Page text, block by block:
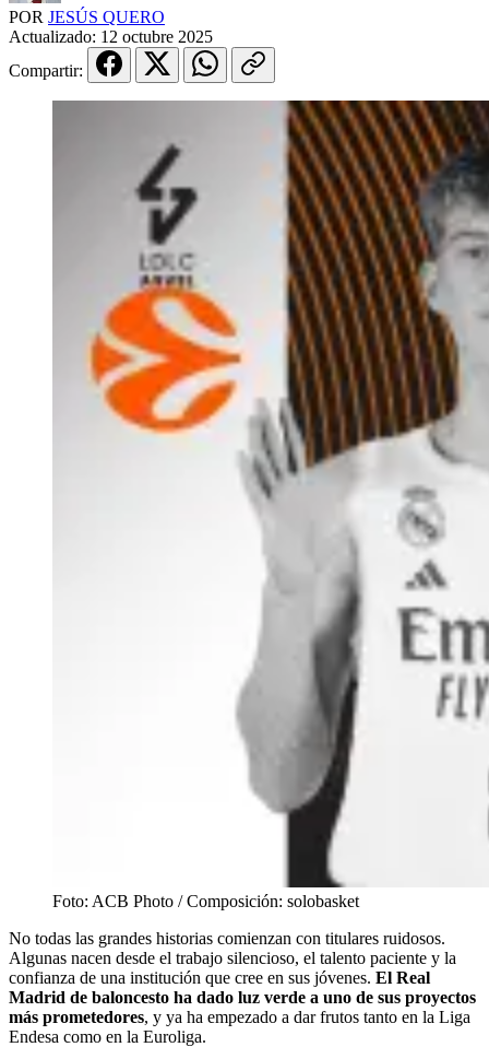
POR JESÚS QUERO
Actualizado: 12 octubre 2025
Compartir:
Foto: ACB Photo / Composición: solobasket
No todas las grandes historias comienzan con titulares ruidosos.
Algunas nacen desde el trabajo silencioso, el talento paciente y la
confianza de una institución que cree en sus jóvenes. El Real
Madrid de baloncesto ha dado luz verde a uno de sus proyectos
más prometedores, y ya ha empezado a dar frutos tanto en la Liga
Endesa como en la Euroliga.